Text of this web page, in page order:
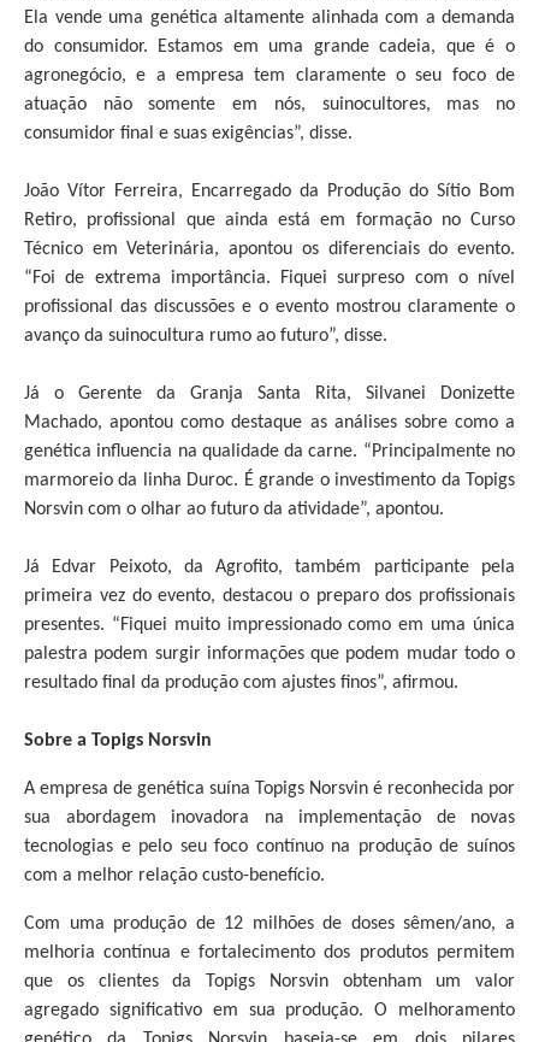
Ela vende uma genética altamente alinhada com a demanda
do consumidor. Estamos em uma grande cadeia, que é o
agronegócio, e a empresa tem claramente o seu foco de
atuação não somente em nós, suinocultores, mas no
consumidor final e suas exigências”, disse.
João Vítor Ferreira, Encarregado da Produção do Sítio Bom
Retiro, profissional que ainda está em formação no Curso
Técnico em Veterinária, apontou os diferenciais do evento.
“Foi de extrema importância. Fiquei surpreso com o nível
profissional das discussões e o evento mostrou claramente o
avanço da suinocultura rumo ao futuro”, disse.
Já o Gerente da Granja Santa Rita, Silvanei Donizette
Machado, apontou como destaque as análises sobre como a
genética influencia na qualidade da carne. “Principalmente no
marmoreio da linha Duroc. É grande o investimento da Topigs
Norsvin com o olhar ao futuro da atividade”, apontou.
Já Edvar Peixoto, da Agrofito, também participante pela
primeira vez do evento, destacou o preparo dos profissionais
presentes. “Fiquei muito impressionado como em uma única
palestra podem surgir informações que podem mudar todo o
resultado final da produção com ajustes finos”, afirmou.
Sobre a Topigs Norsvin
A empresa de genética suína Topigs Norsvin é reconhecida por
sua abordagem inovadora na implementação de novas
tecnologias e pelo seu foco contínuo na produção de suínos
com a melhor relação custo-benefício.
Com uma produção de 12 milhões de doses sêmen/ano, a
melhoria contínua e fortalecimento dos produtos permitem
que os clientes da Topigs Norsvin obtenham um valor
agregado significativo em sua produção. O melhoramento